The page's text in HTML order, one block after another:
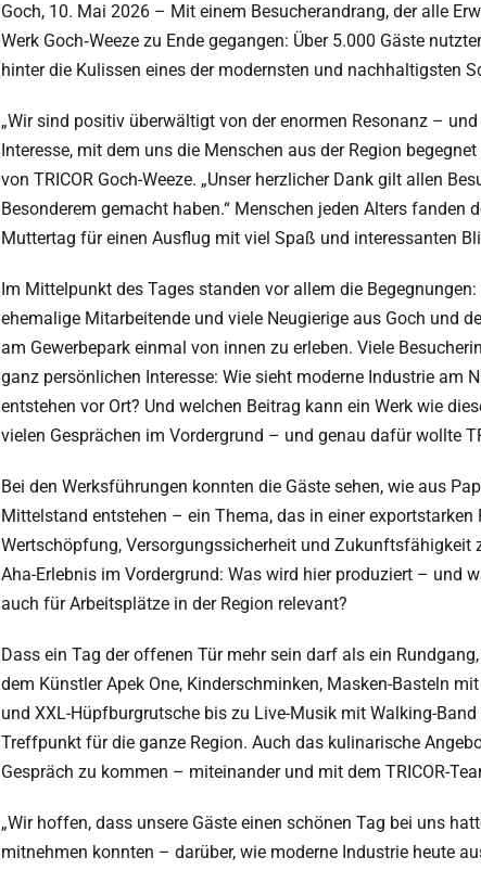
Goch, 1 0. Mai 2026 – Mit einem Besucherandrang, der alle
Werk Goch‑Weezezu Ende gegangen: Über 5.000 Gäste
hinter die Kulissen eines der modernsten und nachhaltigsten
„Wir sind positiv überwältigt von der enormen Resonanz –
Interesse, mit dem uns die Menschen aus der Region
von TRICOR Goch-Weeze. „Unser herzlicher Dank gilt allen
Besonderem gemacht haben.“ Menschen jeden Alters fanden
Muttertag für einen Ausflug mit viel Spaß und interessanten
Im Mittelpunkt des Tages standen vor allem die
ehemalige Mitarbeitende und viele Neugierige aus Goch und
am Gewerbepark einmal von innen zu erleben. Viele
ganz persönlichen Interesse: Wie sieht moderne Industrie am
entstehen vor Ort? Und welchen Beitrag kann ein Werk wie
vielen Gesprächen im Vordergrund – und genau dafür wollte
Bei den Werksführungen konnten die Gäste sehen, wie aus
Mittelstand entstehen – ein Thema, das in einer
Wertschöpfung, Versorgungssicherheit und
Aha-Erlebnis im Vordergrund: Was wird hier produziert – und
auch für Arbeitsplätze in der Region relevant?
Dass ein Tag der offenen Tür mehr sein darf als ein
dem Künstler Apek One, Kinderschminken, Masken-Basteln
und XXL-Hüpfburgrutsche bis zu Live-Musik mit Walking-
Treffpunkt für die ganze Region. Auch das kulinarische
Gespräch zu kommen – miteinander und mit dem TRICOR-
„Wir hoffen, dass unsere Gäste einen schönen Tag bei uns
mitnehmen konnten – darüber, wie moderne Industrie heute